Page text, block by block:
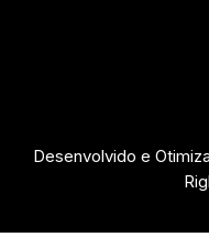
Desenvolvido e